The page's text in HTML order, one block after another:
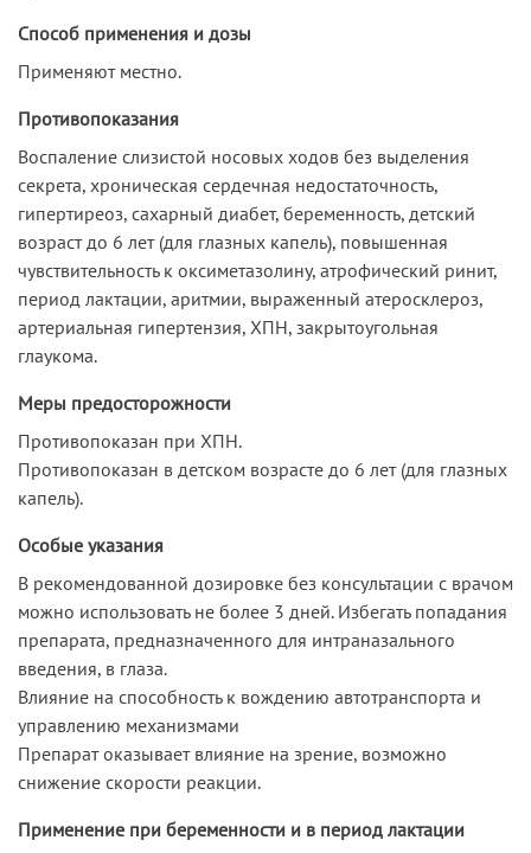
Способ применения и дозы
Применяют местно.
Противопоказания
Воспаление слизистой носовых ходов без выделения
секрета, хроническая сердечная недостаточность,
гипертиреоз, сахарный диабет, беременность, детский
возраст до 6 лет (для глазных капель), повышенная
чувствительность к оксиметазолину, атрофический ринит,
период лактации, аритмии, выраженный атеросклероз,
артериальная гипертензия, ХПН, закрытоугольная
глаукома.
Меры предосторожности
Противопоказан при ХПН.
Противопоказан в детском возрасте до 6 лет (для глазных
капель).
Особые указания
В рекомендованной дозировке без консультации с врачом
можно использовать не более 3 дней. Избегать попадания
препарата, предназначенного для интраназального
введения, в глаза.
Влияние на способность к вождению автотранспорта и
управлению механизмами
Препарат оказывает влияние на зрение, возможно
снижение скорости реакции.
Применение при беременности и в период лактации